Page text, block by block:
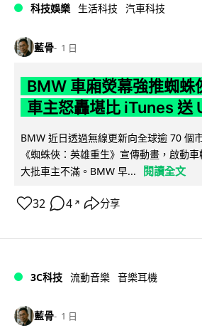
科技娛樂 生活科技 汽車科技
藍骨 1 日
BMW 車廂熒幕強推蜘
車主怒轟堪比 iTunes 送
BMW 近日透過無線更新向全球逾 70 個
《蜘蛛俠：英雄重生》宣傳動畫，啟動
大批車主不滿。BMW 早...
閱讀全文
32 4 ↗ 分享
3C科技 流動音樂 音樂耳機
藍骨 1 日